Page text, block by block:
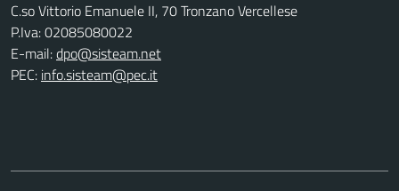
C.so Vittorio Emanuele II, 70 Tronzano Vercellese
P.Iva: 02085080022
E-mail:dpo@sisteam.net
PEC: info.sisteam@pec.it